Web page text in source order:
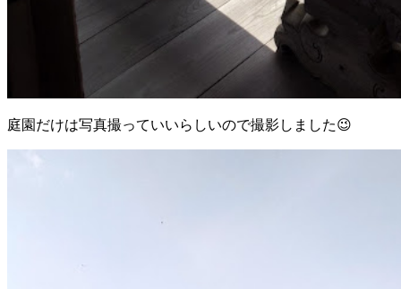
庭園だけは写真撮っていいらしいので撮影しました😉